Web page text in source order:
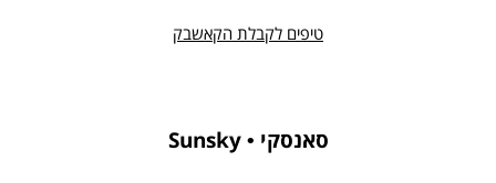
טיפים לקבלת הקאשבק
סאנסקי • Sunsky